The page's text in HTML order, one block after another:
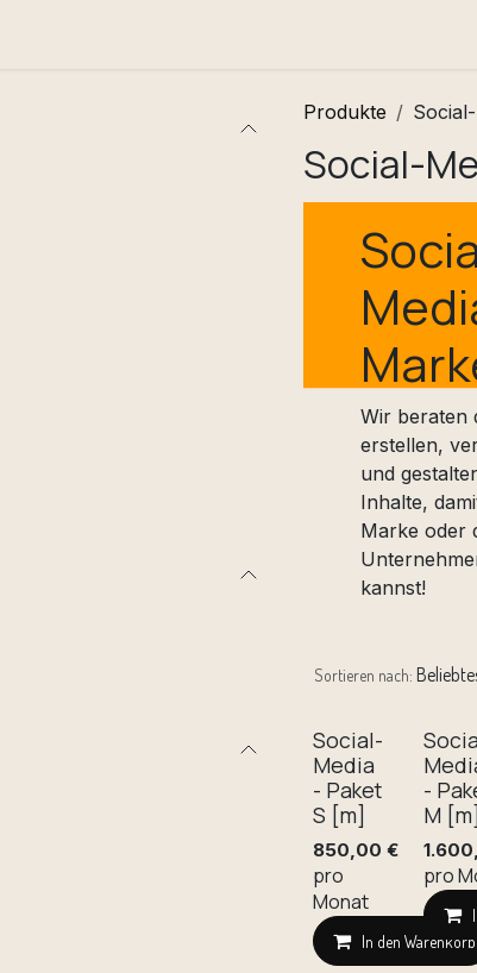
Produkte
Social-
Wir beraten
erstellen,
und
Inhalte,
Marke oder
kannst!
Sortieren nach:
Social-
Media
- Paket
S [m]
850,00 €
pro
Monat
In den Warenkorb
-
M [m]
pro